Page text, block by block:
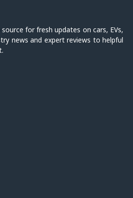
for fresh updates on cars, EVs,
news and expert reviews to helpful